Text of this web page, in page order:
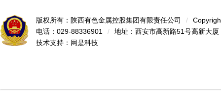
版权所有：陕西有色金属控股集团有限责任公司 /
电话：029-88336901
/
地址：西安市高新路51号高新大厦
技术支持： 网是科技